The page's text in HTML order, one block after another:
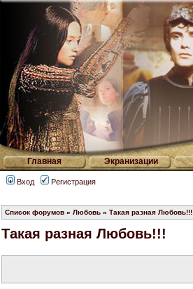
Главная Экранизации
Вход Регистрация
Список форумов » Любовь » Такая разная Любовь!!!
Такая разная Любовь!!!